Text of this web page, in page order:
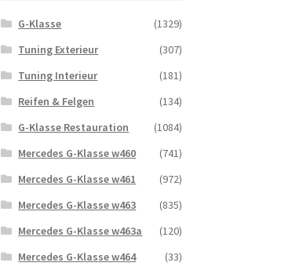
G-Klasse
(1329)
Tuning Exterieur
(307)
Tuning Interieur
(181)
Reifen & Felgen
(134)
G-Klasse Restauration
(1084)
Mercedes G-Klasse w460
(741)
Mercedes G-Klasse w461
(972)
Mercedes G-Klasse w463
(835)
Mercedes G-Klasse w463a
(120)
Mercedes G-Klasse w464
(33)